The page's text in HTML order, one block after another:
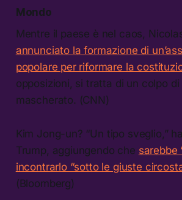
Mondo
Mentre il paese è nel caos,
annunciato la formazione di
popolare per riformare la
opposizioni, si tratta di un colpo
mascherato. (CNN)
Kim Jong-un? “Un tipo sveglio,”
Trump, aggiungendo che sarebbe
incontrarlo “sotto le giuste
(Bloomberg)